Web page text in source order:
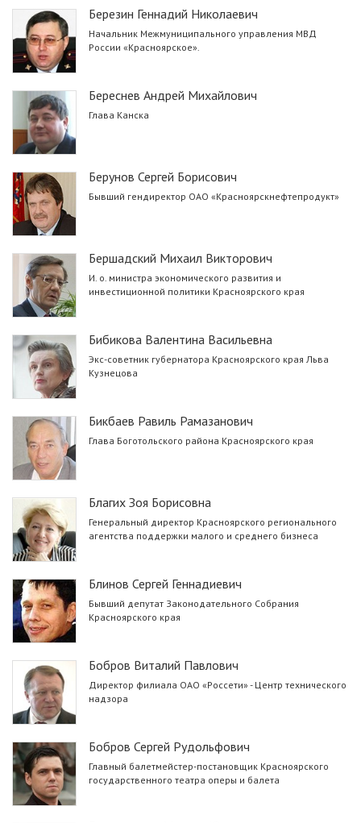
Березин Геннадий Николаевич
Начальник Межмуниципального управления МВД
России «Красноярское».
Береснев Андрей Михайлович
Глава Канска
Берунов Сергей Борисович
Бывший гендиректор ОАО «Красноярскнефтепродукт»
Бершадский Михаил Викторович
И. о. министра экономического развития и
инвестиционной политики Красноярского края
Бибикова Валентина Васильевна
Экс-советник губернатора Красноярского края Льва
Кузнецова
Бикбаев Равиль Рамазанович
Глава Боготольского района Красноярского края
Благих Зоя Борисовна
Генеральный директор Красноярского регионального
агентства поддержки малого и среднего бизнеса
Блинов Сергей Геннадиевич
Бывший депутат Законодательного Собрания
Красноярского края
Бобров Виталий Павлович
Директор филиала ОАО «Россети» - Центр технического
надзора
Бобров Сергей Рудольфович
Главный балетмейстер-постановщик Красноярского
государственного театра оперы и балета